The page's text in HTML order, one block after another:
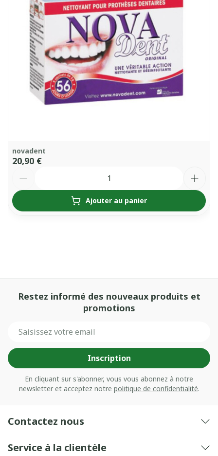
novadent
20,90 €
Ajouter au panier
Restez informé des nouveaux produits et
promotions
Inscription
En cliquant sur s'abonner, vous vous abonnez à notre
newsletter et acceptez notre politique de confidentialité.
Contactez nous
Service à la clientèle